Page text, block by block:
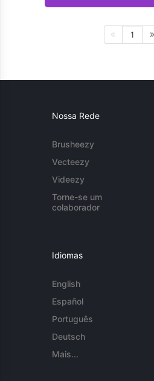
1
Nossa Rede
Brusheezy
Vecteezy
Videezy
Torne-se um
colaborador
Idiomas
English
Español
Português
Deutsch
Mais...